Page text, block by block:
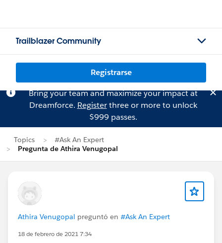
Trailblazer Community
Registrarse
Bring your team and maximize your impact at
Dreamforce. Registerthree or more to unlock
$999 passes.
Topics
#Ask An Expert
Pregunta de Athira Venugopal
Athira Venugopal preguntó en #Ask An Expert
18 de febrero de 2021 7:34